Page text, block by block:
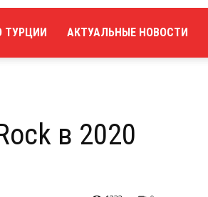
ТУРЦИИ АКТУАЛЬНЫЕ НОВОСТИ
в 2020